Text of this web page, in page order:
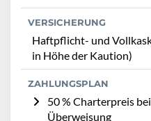
VERSICHERUNG
Haftpflicht- und
in Höhe der Kaution)
ZAHLUNGSPLAN
50 % Charterpreis
Überweisung